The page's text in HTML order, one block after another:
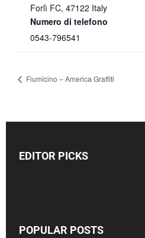
Forlì FC, 47122 Italy
Numero di telefono
0543-796541
Fiumicino – America Graffiti
EDITOR PICKS
POPULAR POSTS